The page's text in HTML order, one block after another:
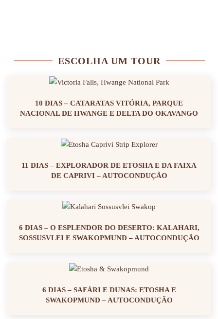
ESCOLHA UM TOUR
10 DIAS – CATARATAS VITÓRIA, PARQUE
NACIONAL DE HWANGE E DELTA DO OKAVANGO
11 DIAS – EXPLORADOR DE ETOSHA E DA FAIXA
DE CAPRIVI – AUTOCONDUÇÃO
6 DIAS – O ESPLENDOR DO DESERTO: KALAHARI,
SOSSUSVLEI E SWAKOPMUND – AUTOCONDUÇÃO
6 DIAS – SAFÁRI E DUNAS: ETOSHA E
SWAKOPMUND – AUTOCONDUÇÃO